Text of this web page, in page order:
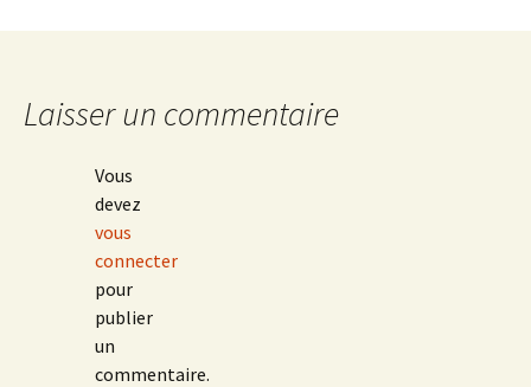
Laisser un commentaire
Vous
devez
vous
connecter
pour
publier
un
commentaire.